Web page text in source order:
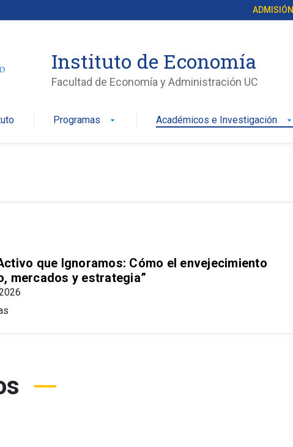
ADMISIÓN
Instituto de Economía
Facultad de Economía y Administración UC
Programas arrow_drop_down Académicos e Investigación arrow_drop_down
que Ignoramos: Cómo el envejecimiento
mercados y estrategia”